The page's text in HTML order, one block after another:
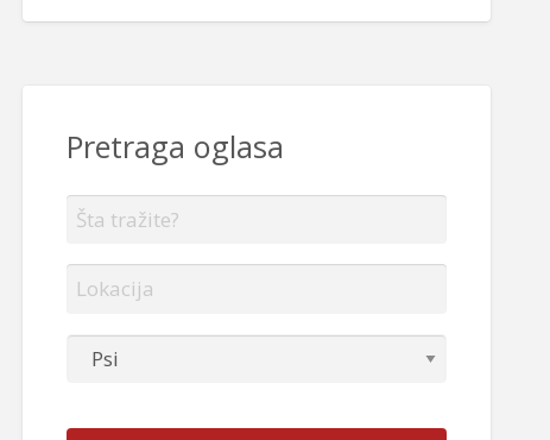
Pretraga oglasa